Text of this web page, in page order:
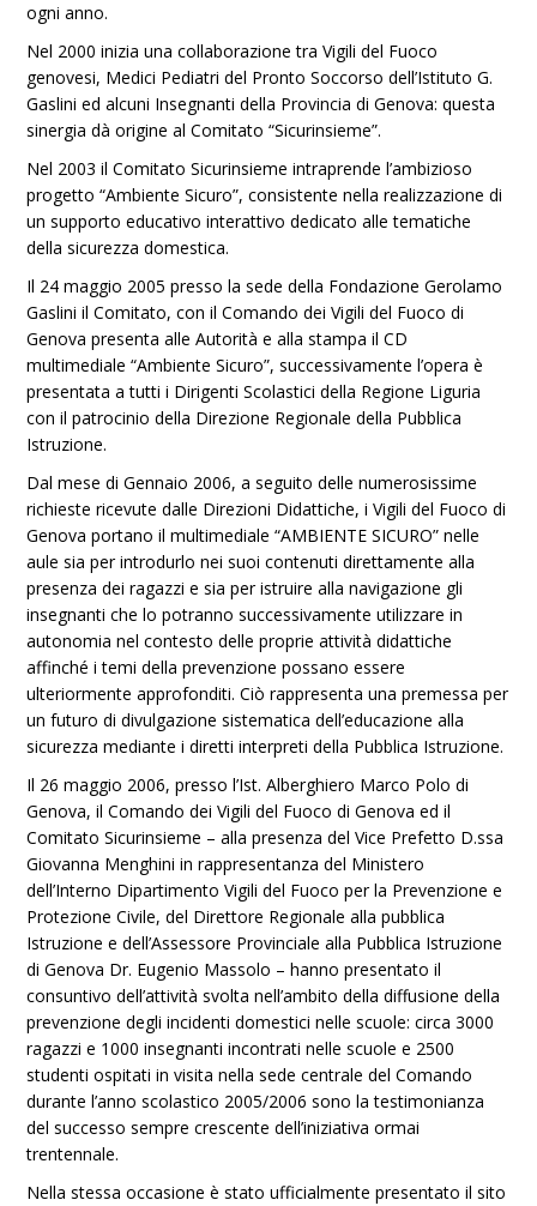
ogni anno.
Nel 2000 inizia una collaborazione tra Vigili del Fuoco
genovesi, Medici Pediatri del Pronto Soccorso dell’Istituto G.
Gaslini ed alcuni Insegnanti della Provincia di Genova: questa
sinergia dà origine al Comitato “Sicurinsieme”.
Nel 2003 il Comitato Sicurinsieme intraprende l’ambizioso
progetto “Ambiente Sicuro”, consistente nella realizzazione di
un supporto educativo interattivo dedicato alle tematiche
della sicurezza domestica.
Il 24 maggio 2005 presso la sede della Fondazione Gerolamo
Gaslini il Comitato, con il Comando dei Vigili del Fuoco di
Genova presenta alle Autorità e alla stampa il CD
multimediale “Ambiente Sicuro”, successivamente l’opera è
presentata a tutti i Dirigenti Scolastici della Regione Liguria
con il patrocinio della Direzione Regionale della Pubblica
Istruzione.
Dal mese di Gennaio 2006, a seguito delle numerosissime
richieste ricevute dalle Direzioni Didattiche, i Vigili del Fuoco di
Genova portano il multimediale “AMBIENTE SICURO” nelle
aule sia per introdurlo nei suoi contenuti direttamente alla
presenza dei ragazzi e sia per istruire alla navigazione gli
insegnanti che lo potranno successivamente utilizzare in
autonomia nel contesto delle proprie attività didattiche
affinché i temi della prevenzione possano essere
ulteriormente approfonditi. Ciò rappresenta una premessa per
un futuro di divulgazione sistematica dell’educazione alla
sicurezza mediante i diretti interpreti della Pubblica Istruzione.
Il 26 maggio 2006, presso l’Ist. Alberghiero Marco Polo di
Genova, il Comando dei Vigili del Fuoco di Genova ed il
Comitato Sicurinsieme – alla presenza del Vice Prefetto D.ssa
Giovanna Menghini in rappresentanza del Ministero
dell’Interno Dipartimento Vigili del Fuoco per la Prevenzione e
Protezione Civile, del Direttore Regionale alla pubblica
Istruzione e dell’Assessore Provinciale alla Pubblica Istruzione
di Genova Dr. Eugenio Massolo – hanno presentato il
consuntivo dell’attività svolta nell’ambito della diffusione della
prevenzione degli incidenti domestici nelle scuole: circa 3000
ragazzi e 1000 insegnanti incontrati nelle scuole e 2500
studenti ospitati in visita nella sede centrale del Comando
durante l’anno scolastico 2005/2006 sono la testimonianza
del successo sempre crescente dell’iniziativa ormai
trentennale.
Nella stessa occasione è stato ufficialmente presentato il sito